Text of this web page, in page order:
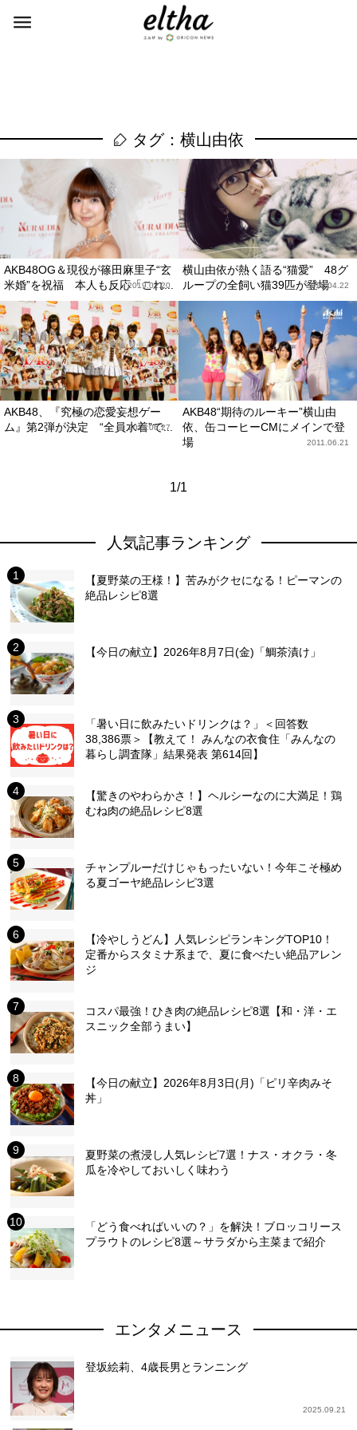
タグ：横山由依
AKB48OG＆現役が篠田麻里子“玄
米婚”を祝福 本人も反応「これ...
2019.02.20
横山由依が熱く語る“猫愛” 48グ
ループの全飼い猫39匹が登場
2018.04.22
AKB48、『究極の恋愛妄想ゲー
ム』第2弾が決定 “全員水着”で...
2011.06.27
AKB48“期待のルーキー”横山由
依、缶コーヒーCMにメインで登
場
2011.06.21
1/1
人気記事ランキング
【夏野菜の王様！】苦みがクセになる！ピーマンの
絶品レシピ8選
【今日の献立】2026年8月7日(金)「鯛茶漬け」
「暑い日に飲みたいドリンクは？」＜回答数
38,386票＞【教えて！ みんなの衣食住「みんなの
暮らし調査隊」結果発表 第614回】
【驚きのやわらかさ！】ヘルシーなのに大満足！鶏
むね肉の絶品レシピ8選
チャンプルーだけじゃもったいない！今年こそ極め
る夏ゴーヤ絶品レシピ3選
【冷やしうどん】人気レシピランキングTOP10！
定番からスタミナ系まで、夏に食べたい絶品アレン
ジ
コスパ最強！ひき肉の絶品レシピ8選【和・洋・エ
スニック全部うまい】
【今日の献立】2026年8月3日(月)「ピリ辛肉みそ
丼」
夏野菜の煮浸し人気レシピ7選！ナス・オクラ・冬
瓜を冷やしておいしく味わう
「どう食べればいいの？」を解決！ブロッコリース
プラウトのレシピ8選～サラダから主菜まで紹介
エンタメニュース
登坂絵莉、4歳長男とランニング
2025.09.21